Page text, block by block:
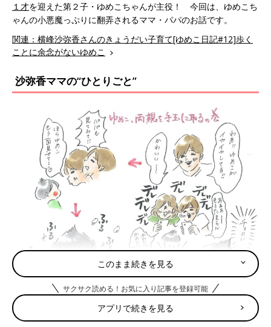
１才を迎えた第２子・ゆめこちゃんが主役！ 今回は、ゆめこち
ゃんの小悪魔っぷりに翻弄されるママ・パパのお話です。
関連：横峰沙弥香さんのきょうだい子育て[ゆめこ日記#12]歩く
ことに余念がないゆめこ
沙弥香ママの“ひとりごと”
このまま続きを見る
サクサク読める！お気に入り記事を登録可能
アプリで続きを見る